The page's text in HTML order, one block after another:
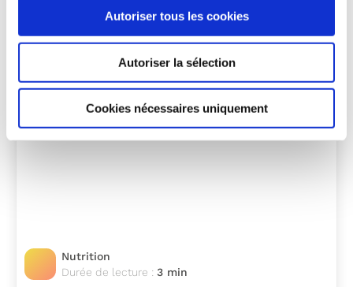
Autoriser tous les cookies
Autoriser la sélection
Cookies nécessaires uniquement
Lire plus d’actualités
Nutrition
Durée de lecture : 3 min